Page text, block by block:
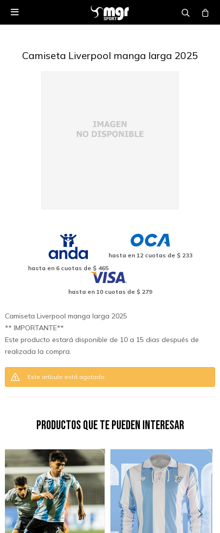

Camiseta Liverpool manga larga 2025
hasta en 6cuotas de $ 465
hasta en 12cuotas de $ 233
hasta en 10cuotas de $ 279
Camiseta Liverpool manga larga 2025
** IMPORTANTE**
Este producto estará disponible de 10 a 15 dias después de
realizada la compra.
Este artí­culo está agotado.
Productos que te pueden interesar